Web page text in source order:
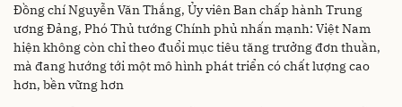
Đồng chí Nguyễn Văn Thắng, Ủy viên Ban chấp hành Trung
ương Đảng, Phó Thủ tướng Chính phủ nhấn mạnh: Việt Nam
hiện không còn chỉ theo đuổi mục tiêu tăng trưởng đơn thuần,
mà đang hướng tới một mô hình phát triển có chất lượng cao
hơn, bền vững hơn